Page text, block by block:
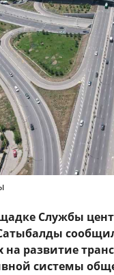
Службы
на развитие
системы